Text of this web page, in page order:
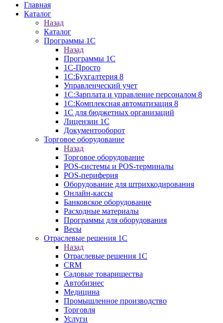
Главная
Каталог
Назад
Каталог
Программы 1С
Назад
Программы 1С
1С-Просто
1С:Бухгалтерия 8
Управленческий учет
1С:Зарплата и управление персоналом 8
1C:Комплексная автоматизация 8
1С для бюджетных организаций
Лицензии 1С
Документооборот
Торговое оборудование
Назад
Торговое оборудование
POS-системы и POS-терминалы
POS-периферия
Оборудование для штрихкодирования
Онлайн-кассы
Банковское оборудование
Расходные материалы
Программы для оборудования
Весы
Отраслевые решения 1С
Назад
Отраслевые решения 1С
CRM
Садовые товарищества
Автобизнес
Медицина
Промышленное производство
Торговля
Услуги